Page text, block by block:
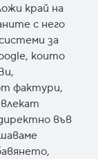
край на
с него
за
които
фактури,
във